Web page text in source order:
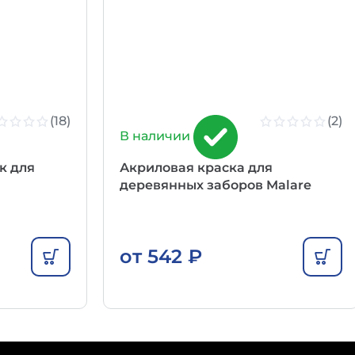
(18)
для
В наличии
(2)
Акриловая краска для
деревянных заборов Malare
от 542 ₽